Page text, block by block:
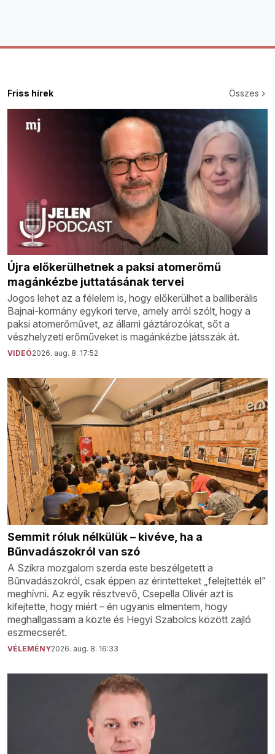
Friss hírek Összes
Újra előkerülhetnek a paksi atomerőmű
magánkézbe juttatásának tervei
Jogos lehet az a félelem is, hogy előkerülhet a balliberális
Bajnai-kormány egykori terve, amely arról szólt, hogy a
paksi atomerőművet, az állami gáztározókat, sőt a
vészhelyzeti erőműveket is magánkézbe játsszák át.
VIDEÓ2026. aug. 8. 17:52
Semmit róluk nélkülük – kivéve, ha a
Bűnvadászokról van szó
A Szikra mozgalom szerda este beszélgetett a
Bűnvadászokról, csak éppen az érintetteket „felejtették el”
meghívni. Az egyik résztvevő, Csepella Olivér azt is
kifejtette, hogy miért – én ugyanis elmentem, hogy
meghallgassam a közte és Hegyi Szabolcs között zajló
eszmecserét.
VÉLEMÉNY2026. aug. 8. 16:33